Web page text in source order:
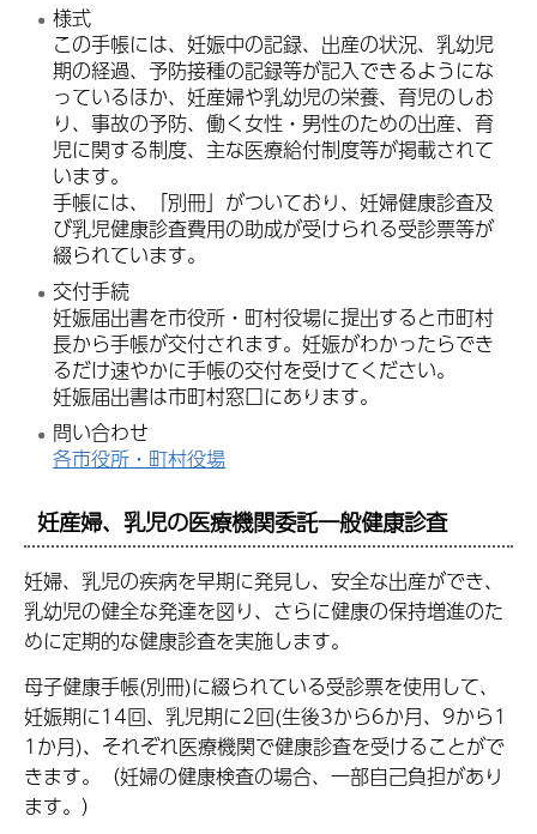
様式
この手帳には、妊娠中の記録、出産の状況、乳幼児
期の経過、予防接種の記録等が記入できるようにな
っているほか、妊産婦や乳幼児の栄養、育児のしお
り、事故の予防、働く女性・男性のための出産、育
児に関する制度、主な医療給付制度等が掲載されて
います。
手帳には、「別冊」がついており、妊婦健康診査及
び乳児健康診査費用の助成が受けられる受診票等が
綴られています。
交付手続
妊娠届出書を市役所・町村役場に提出すると市町村
長から手帳が交付されます。妊娠がわかったらでき
るだけ速やかに手帳の交付を受けてください。
妊娠届出書は市町村窓口にあります。
問い合わせ
各市役所・町村役場
妊産婦、乳児の医療機関委託一般健康診査
妊婦、乳児の疾病を早期に発見し、安全な出産ができ、
乳幼児の健全な発達を図り、さらに健康の保持増進のた
めに定期的な健康診査を実施します。
母子健康手帳(別冊)に綴られている受診票を使用して、
妊娠期に14回、乳児期に2回(生後3から6か月、9から1
1か月)、それぞれ医療機関で健康診査を受けることがで
きます。（妊婦の健康検査の場合、一部自己負担があり
ます。）